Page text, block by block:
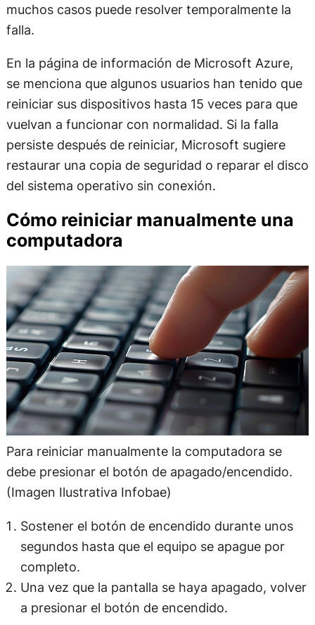
muchos casos puede resolver temporalmente la
falla.
En la página de información de Microsoft Azure,
se menciona que algunos usuarios han tenido que
reiniciar sus dispositivos hasta 15 veces para que
vuelvan a funcionar con normalidad. Si la falla
persiste después de reiniciar, Microsoft sugiere
restaurar una copia de seguridad o reparar el disco
del sistema operativo sin conexión.
Cómo reiniciar manualmente una
computadora
Para reiniciar manualmente la computadora se
debe presionar el botón de apagado/encendido.
(Imagen Ilustrativa Infobae)
Sostener el botón de encendido durante unos
segundos hasta que el equipo se apague por
completo.
Una vez que la pantalla se haya apagado, volver
a presionar el botón de encendido.